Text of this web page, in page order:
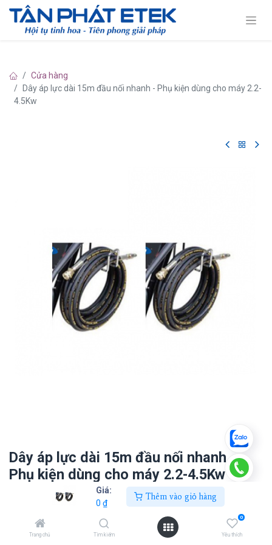
Giá:
0 ₫
Thêm vào giỏ hàng
Trang chủ Tìm kiếm
0
Yêu thích
Cửa hàng
Dây áp lực dài 15m đầu nối nhanh - Phụ kiện dùng cho máy 2.2-
4.5Kw
Dây áp lực dài 15m đầu nối nhanh -
Phụ kiện dùng cho máy 2.2-4.5Kw
Thêm vào giỏ hàng